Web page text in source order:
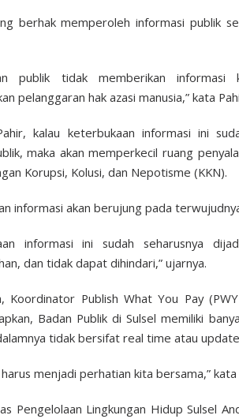
berhak memperoleh informasi publik
publik tidak memberikan informasi
pelanggaran hak azasi manusia,” kata
kalau keterbukaan informasi ini
maka akan memperkecil ruang
Korupsi, Kolusi, dan Nepotisme (KKN).
informasi akan berujung pada
informasi ini sudah seharusnya
dan tidak dapat dihindari,” ujarnya.
Koordinator Publish What You Pay
Badan Publik di Sulsel memiliki
tidak bersifat real time atau
harus menjadi perhatian kita bersama,”
Pengelolaan Lingkungan Hidup Sulsel